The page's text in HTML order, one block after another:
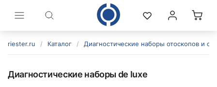
riester.ru / Каталог / Диагностические наборы отоскопов и
Диагностические наборы de luxe